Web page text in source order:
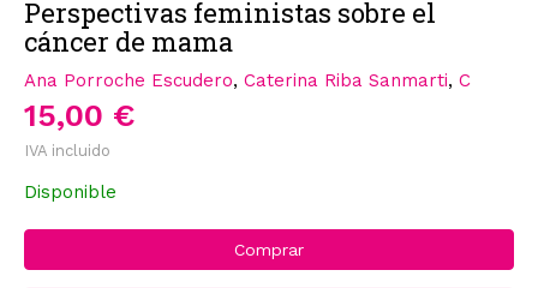
Perspectivas feministas sobre el
cáncer de mama
Ana Porroche Escudero, Caterina Riba Sanmarti, C
15,00 €
IVA incluido
Disponible
Comprar